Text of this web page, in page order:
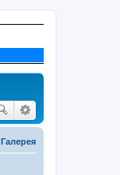
Галерея